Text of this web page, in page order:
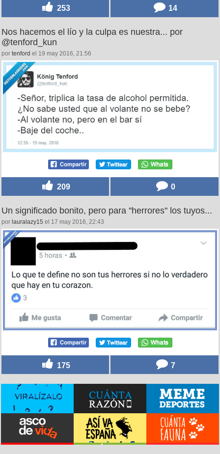
253 14
Nos hacemos el lío y la culpa es nuestra... por
@tenford_kun
por tenford el 19 may 2016, 21:56
209 0
Un significado bonito, pero para ''herrores'' los tuyos...
por lauralazy15 el 17 may 2016, 22:43
175 7